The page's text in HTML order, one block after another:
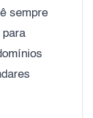
sempre
para